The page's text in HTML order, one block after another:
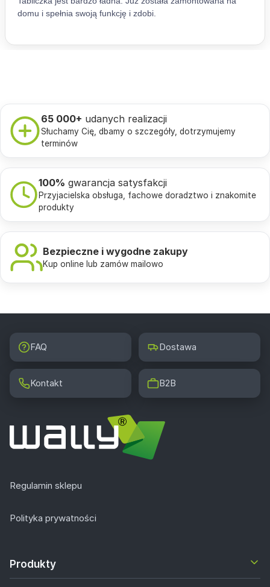
65 000+ udanych realizacji
Słuchamy Cię, dbamy o szczegóły, dotrzymujemy
terminów
100% gwarancja satysfakcji
Przyjacielska obsługa, fachowe doradztwo i znakomite
produkty
Bezpieczne i wygodne zakupy
Kup online lub zamów mailowo
FAQ Dostawa
Kontakt B2B
Regulamin sklepu
Polityka prywatności
Produkty